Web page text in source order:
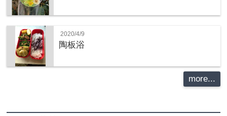
2020/4/9
陶板浴
more...